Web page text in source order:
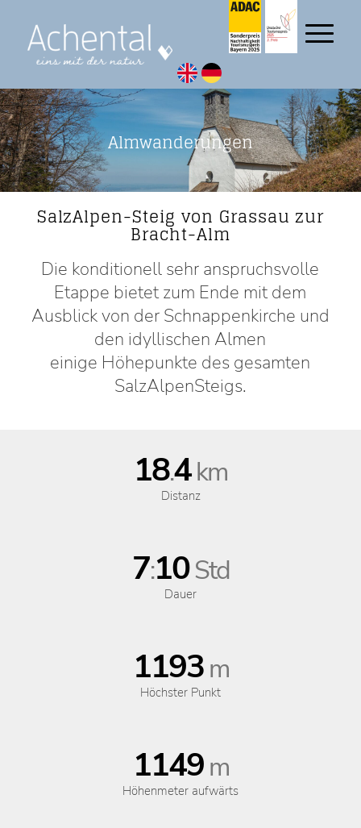
Almwanderungen
SalzAlpen-Steig von Grassau zur
Bracht-Alm
Die konditionell sehr anspruchsvolle
Etappe bietet zum Ende mit dem
Ausblick von der Schnappenkirche und
den idyllischen Almen
einige Höhepunkte des gesamten
SalzAlpenSteigs.
18.4km
Distanz
7:10Std
Dauer
1193m
Höchster Punkt
1149m
Höhenmeter aufwärts